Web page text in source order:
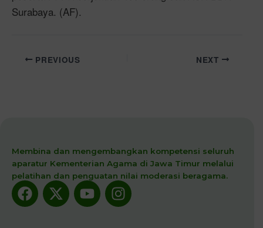
Surabaya. (AF).
PREVIOUS NEXT
Membina dan mengembangkan kompetensi seluruh
aparatur Kementerian Agama di Jawa Timur melalui
pelatihan dan penguatan nilai moderasi beragama.
Facebook
X-
twitter
YoutubeInstagram